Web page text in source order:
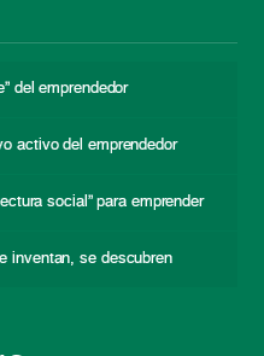
del emprendedor
activo del emprendedor
social” para emprender
inventan, se descubren